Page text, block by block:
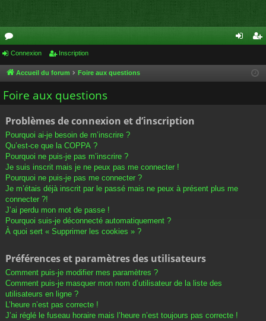
or
u
m
cri
Connexion Inscription
Accueil du forum Foire aux questions
Foire aux questions
Problèmes de connexion et d’inscription
Pourquoi ai-je besoin de m’inscrire ?
Qu’est-ce que la COPPA ?
Pourquoi ne puis-je pas m’inscrire ?
Je suis inscrit mais je ne peux pas me connecter !
Pourquoi ne puis-je pas me connecter ?
Je m’étais déjà inscrit par le passé mais ne peux à présent plus me
connecter ?!
J’ai perdu mon mot de passe !
Pourquoi suis-je déconnecté automatiquement ?
À quoi sert « Supprimer les cookies » ?
Préférences et paramètres des utilisateurs
Comment puis-je modifier mes paramètres ?
Comment puis-je masquer mon nom d’utilisateur de la liste des
utilisateurs en ligne ?
L’heure n’est pas correcte !
J’ai réglé le fuseau horaire mais l’heure n’est toujours pas correcte !